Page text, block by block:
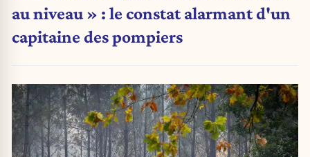
au niveau » : le constat alarmant d'un
capitaine des pompiers